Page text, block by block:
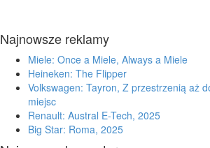
Najnowsze reklamy
Miele: Once a Miele, Always a Miele
Heineken: The Flipper
Volkswagen: Tayron, Z przestrzenią aż
miejsc
Renault: Austral E-Tech, 2025
Big Star: Roma, 2025